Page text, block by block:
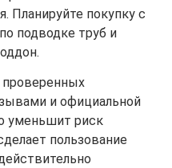
Планируйте покупку с
подводке труб и
проверенных
и официальной
уменьшит риск
пользование